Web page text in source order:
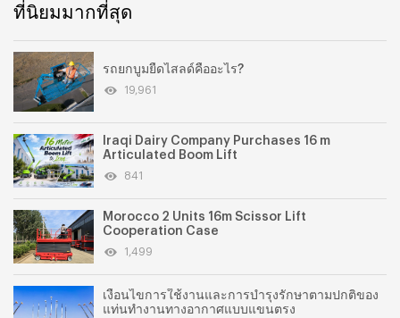
ที่นิยมมากที่สุด
รถยกบูมยืดไสลด์คืออะไร?
19,961
Iraqi Dairy Company Purchases 16 m
Articulated Boom Lift
841
Morocco 2 Units 16m Scissor Lift
Cooperation Case
1,499
เงื่อนไขการใช้งานและการบำรุงรักษาตามปกติของ
แท่นทำงานทางอากาศแบบแขนตรง